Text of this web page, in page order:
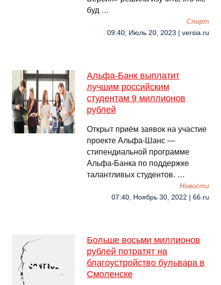
буд …
Спорт
09:40, Июль 20, 2023 | versia.ru
Альфа-Банк выплатит
лучшим российским
студентам 9 миллионов
рублей
Открыт приём заявок на участие
проекте Альфа-Шанс —
стипендиальной программе
Альфа-Банка по поддержке
талантливых студентов. …
Новости
07:40, Ноябрь 30, 2022 | 66.ru
Больше восьми миллионов
рублей потратят на
благоустройство бульвара в
Смоленске